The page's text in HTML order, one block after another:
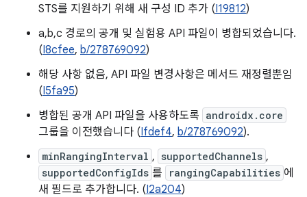
STS를 지원하기 위해 새 구성 ID 추가 (I19812)
a,b,c 경로의 공개 및 실험용 API 파일이 병합되었습니다.
(I8cfee, b/278769092)
해당 사항 없음, API 파일 변경사항은 메서드 재정렬뿐임
(I5fa95)
병합된 공개 API 파일을 사용하도록 androidx.core
그룹을 이전했습니다 (Ifdef4, b/278769092).
minRangingInterval , supportedChannels ,
supportedConfigIds 를 rangingCapabilities 에
새 필드로 추가합니다. (I2a204)